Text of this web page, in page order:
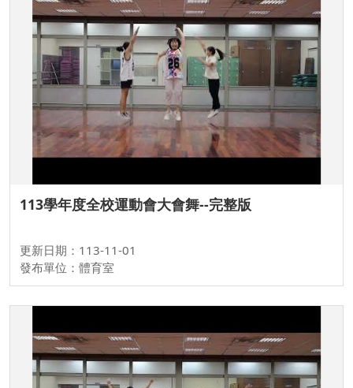
113學年度全校運動會大會舞--完整版
更新日期：113-11-01
發布單位：體育室